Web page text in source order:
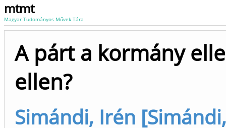
mtmt
Magyar Tudományos Művek Tára
A párt a kormány
ellen?
Simándi, Irén